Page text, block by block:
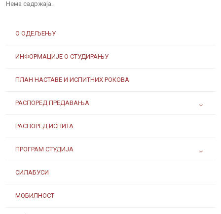
О ОДЕЉЕЊУ
ИНФОРМАЦИЈЕ О СТУДИРАЊУ
ПЛАН НАСТАВЕ И ИСПИТНИХ РОКОВА
РАСПОРЕД ПРЕДАВАЊА
РАСПОРЕД ИСПИТА
ПРОГРАМ СТУДИЈА
СИЛАБУСИ
МОБИЛНОСТ
Нема садржаја.